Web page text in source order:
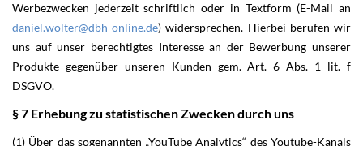
Werbezwecken jederzeit schriftlich oder in Textform (E-Mail an
daniel.wolter@dbh-online.de) widersprechen. Hierbei berufen wir
uns auf unser berechtigtes Interesse an der Bewerbung unserer
Produkte gegenüber unseren Kunden gem. Art. 6 Abs. 1 lit. f
DSGVO.
§ 7 Erhebung zu statistischen Zwecken durch uns
(1) Über das sogenannten „YouTube Analytics“ des Youtube-Kanals